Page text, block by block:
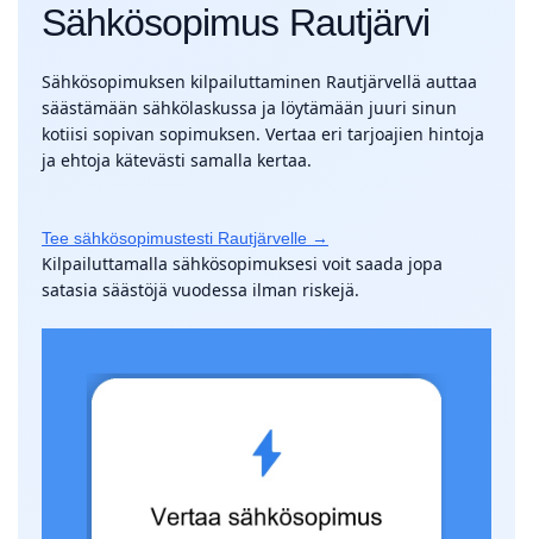
Sähkösopimus Rautjärvi
Sähkösopimuksen kilpailuttaminen Rautjärvellä auttaa
säästämään sähkölaskussa ja löytämään juuri sinun
kotiisi sopivan sopimuksen. Vertaa eri tarjoajien hintoja
ja ehtoja kätevästi samalla kertaa.
Tee sähkösopimustesti Rautjärvelle →
Kilpailuttamalla sähkösopimuksesi voit saada jopa
satasia säästöjä vuodessa ilman riskejä.